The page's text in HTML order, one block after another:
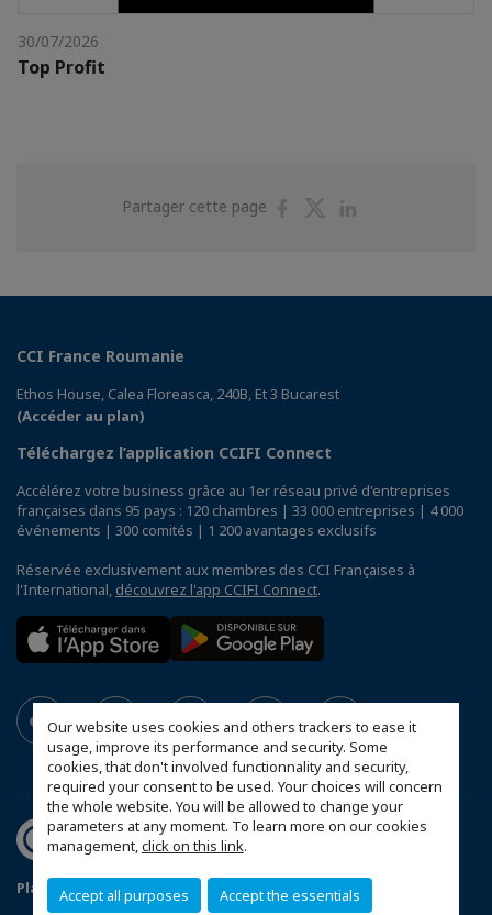
Our website uses cookies and others trackers to ease it
usage, improve its performance and security. Some
cookies, that don't involved functionnality and security,
required your consent to be used. Your choices will concern
the whole website. You will be allowed to change your
parameters at any moment. To learn more on our cookies
management,click on this link.
Accept all purposes Accept the essentials
30/07/2026
Top Profit
Partager cette page
PartagerPartager
CCI France Roumanie
Ethos House, Calea Floreasca, 240B, Et 3 Bucarest
(Accéder au plan)
Téléchargez l’application CCIFI Connect
Accélérez votre business grâce au 1er réseau privé d'entreprises
françaises dans 95 pays : 120 chambres | 33 000 entreprises | 4 000
événements | 300 comités | 1 200 avantages exclusifs
Réservée exclusivement aux membres des CCI Françaises à
l'International, découvrez l'app CCIFI Connect.
Plan du site Statut CCIFER
Mentions légales